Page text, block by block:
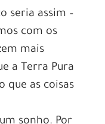
seria assim –
com os
mais
a Terra Pura
que as coisas